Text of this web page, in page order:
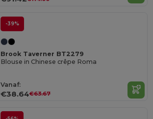
-39%
Brook Taverner BT2279
Blouse in Chinese crêpe Roma
Vanaf:
€38.64€63.67